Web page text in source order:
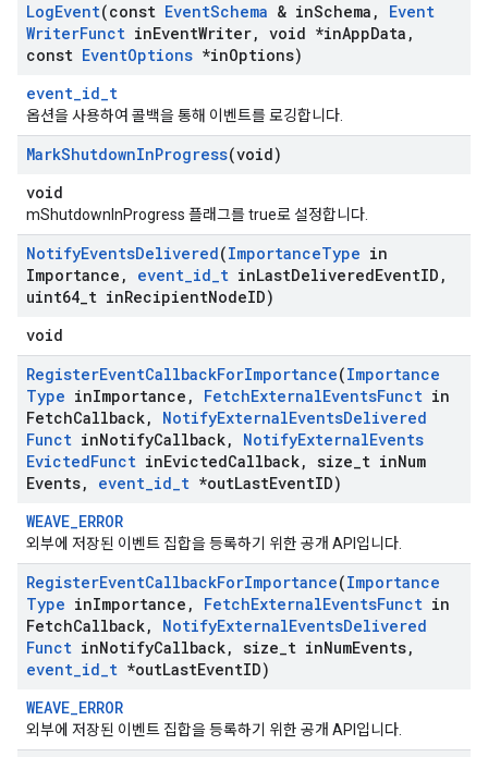
LogEvent(const EventSchema & inSchema ,
Event
WriterFunct inEventWriter, void *inAppData ,
const EventOptions *inOptions)
event_id_t
옵션을 사용하여 콜백을 통해 이벤트를 로깅합니다.
MarkShutdownInProgress(void)
void
mShutdownInProgress 플래그를 true로 설정합니다.
NotifyEventsDelivered(ImportanceType in
Importance , event_id_t inLastDeliveredEventID ,
uint64 t inRecipientNodeID)
void
RegisterEventCallbackForImportance(Importance
Type inImportance , FetchExternalEventsFunct in
FetchCallback, NotifyExternalEventsDelivered
Funct inNotifyCallback, NotifyExternalEvents
EvictedFunct inEvictedCallback, size t inNum
Events, event_id_t *outLastEventID)
WEAVE_ERROR
외부에 저장된 이벤트 집합을 등록하기 위한 공개 API입니다.
RegisterEventCallbackForImportance(Importance
Type inImportance , FetchExternalEventsFunct in
FetchCallback, NotifyExternalEventsDelivered
Funct inNotifyCallback, size t inNumEvents,
event_id_t *outLastEventID)
WEAVE_ERROR
외부에 저장된 이벤트 집합을 등록하기 위한 공개 API입니다.